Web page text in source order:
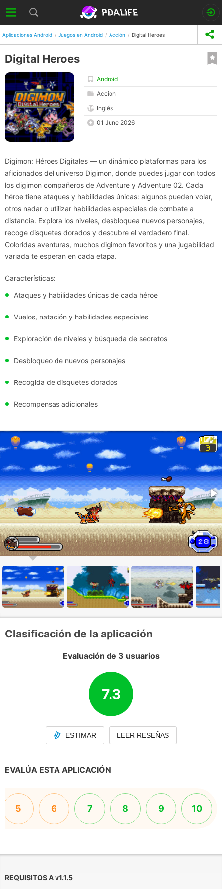
Aplicaciones Android Juegos en Android Acción Digital Heroes
Digital Heroes
Android
Acción
Inglés
01 June 2026
Digimon: Héroes Digitales — un dinámico plataformas para los
aficionados del universo Digimon, donde puedes jugar con todos
los digimon compañeros de Adventure y Adventure 02. Cada
héroe tiene ataques y habilidades únicas: algunos pueden volar,
otros nadar o utilizar habilidades especiales de combate a
distancia. Explora los niveles, desbloquea nuevos personajes,
recoge disquetes dorados y descubre el verdadero final.
Coloridas aventuras, muchos digimon favoritos y una jugabilidad
variada te esperan en cada etapa.
Características:
Ataques y habilidades únicas de cada héroe
Vuelos, natación y habilidades especiales
Exploración de niveles y búsqueda de secretos
Desbloqueo de nuevos personajes
Recogida de disquetes dorados
Recompensas adicionales
Clasificación de la aplicación
Evaluación de 3 usuarios
7.3
ESTIMAR LEER RESEÑAS
EVALÚA ESTA APLICACIÓN
5 6 7 8 9 10
REQUISITOS Av1.1.5